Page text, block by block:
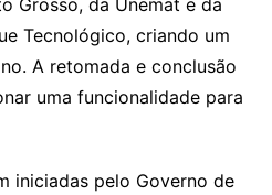
Grosso, da Unemat e da
Tecnológico, criando um
A retomada e conclusão
uma funcionalidade para
iniciadas pelo Governo de